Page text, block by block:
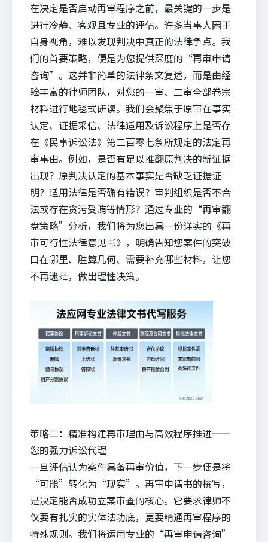
在决定是否启动再审程序之前，最关键的一步是
进行冷静、客观且专业的评估。许多当事人困于
自身视角，难以发现判决中真正的法律争点。我
们的首要策略，便是为您提供深度的“再审申请
咨询”。这并非简单的法律条文复述，而是由经
验丰富的律师团队，对您的一审、二审全部卷宗
材料进行地毯式研读。我们会聚焦于原审在事实
认定、证据采信、法律适用及诉讼程序上是否存
在《民事诉讼法》第二百零七条所规定的法定再
审事由。例如，是否有足以推翻原判决的新证据
出现？原判决认定的基本事实是否缺乏证据证
明？适用法律是否确有错误？审判组织是否不合
法或存在贪污受贿等情形？通过专业的“再审翻
盘策略”分析，我们将为您出具一份详实的《再
审可行性法律意见书》，明确告知您案件的突破
口在哪里、胜算几何、需要补充哪些材料，让您
不再迷茫，做出理性决策。
策略二：精准构建再审理由与高效程序推进——
您的强力诉讼代理
一旦评估认为案件具备再审价值，下一步便是将
“可能”转化为“现实”。再审申请书的撰写，
是决定能否成功立案审查的核心。它要求律师不
仅要有扎实的实体法功底，更要精通再审程序的
特殊规则。我们将运用专业的“再审申请咨询”